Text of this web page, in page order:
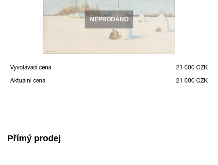
NEPRODÁNO
Vyvolávací cena
21 000 CZK
Aktuální cena
21 000 CZK
Přímý prodej